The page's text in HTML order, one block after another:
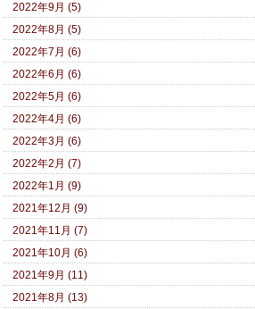
2022年9月 (5)
2022年8月 (5)
2022年7月 (6)
2022年6月 (6)
2022年5月 (6)
2022年4月 (6)
2022年3月 (6)
2022年2月 (7)
2022年1月 (9)
2021年12月 (9)
2021年11月 (7)
2021年10月 (6)
2021年9月 (11)
2021年8月 (13)